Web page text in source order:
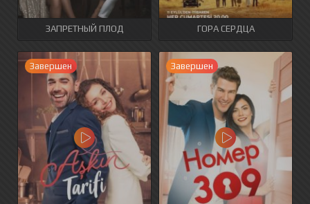
ЗАПРЕТНЫЙ ПЛОД ГОРА СЕРДЦА
Завершен Завершен